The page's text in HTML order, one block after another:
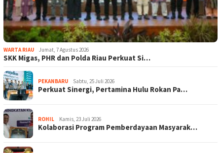
WARTA RIAU Jumat, 7 Agustus 2026
SKK Migas, PHR dan Polda Riau Perkuat Si…
PEKANBARU Sabtu, 25 Juli 2026
Perkuat Sinergi, Pertamina Hulu Rokan Pa…
ROHIL Kamis, 23 Juli 2026
Kolaborasi Program Pemberdayaan Masyarak…